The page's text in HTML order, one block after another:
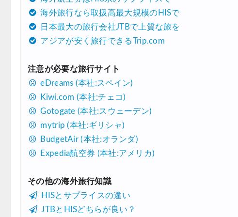
07/30 Trip.com) 航空券 1,500円OFFクーポン
07/27 Trip.com) NY/ロンドン/タイ ホテル 10%OFFクーポン
07/25 楽天トラベル) 海外ツアー 最大30,000円OFFクーポン
07/25 Trip.com) 海外航空券(アジア) 6,900円~
07/24 HIS) 海外航空券 3,000円OFFクーポン
07/24 HIS) アイスランドツアー 最大30,000円OFFクーポン
07/23 Trip.com) 海外航空券 最大2,500円OFFクーポン
07/22 JTB) 海外ツアー(20代) 最大28,000円OFFクーポン
07/22 JTB) 海外ツアー(10代) 最大28,000円OFFクーポン
海外旅行なら取扱高最大規模のHISで
日本最大の旅行会社JTBで上質な旅を
アジアが安く旅行できるTrip.com
注意が必要な旅行サイト
eDreams (本社:スペイン)
Kiwi.com (本社:チェコ)
Gotogate (本社:スウェーデン)
mytrip (本社:ギリシャ)
BudgetAir (本社:オランダ)
Expedia航空券 (本社:アメリカ)
その他の海外旅行知識
HISとサプライスの違い
JTBとHISどちらが良い？